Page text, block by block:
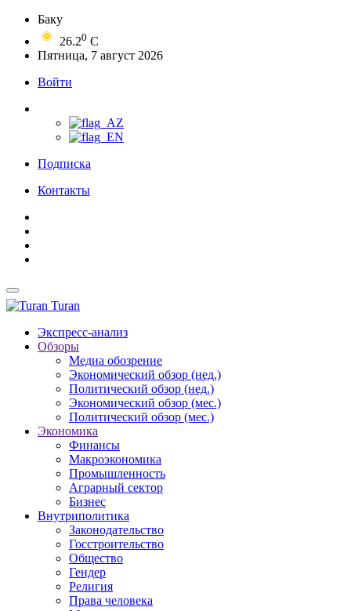
Баку
26.20 C
Пятница, 7 август 2026
Войти
Подписка
Контакты
Turan
Экспресс-анализ
Обзоры
Медиа обозрение
Экономический обзор (нед.)
Политический обзор (нед.)
Экономический обзор (мес.)
Политический обзор (мес.)
Экономика
Финансы
Макроэкономика
Промышленность
Аграрный сектор
Бизнес
Внутриполитика
Законодательство
Госстроительство
Общество
Гендер
Религия
Права человека